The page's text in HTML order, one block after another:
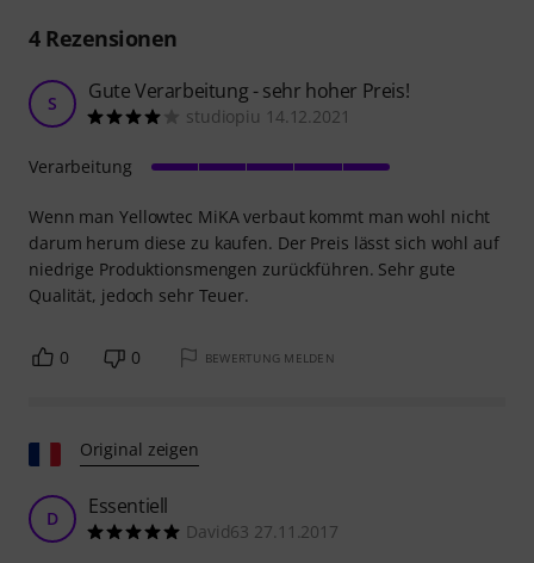
4Rezensionen
S Gute Verarbeitung - sehr hoher Preis!
studiopiu 14.12.2021
Wenn man Yellowtec MiKA verbaut kommt man wohl nicht
darum herum diese zu kaufen. Der Preis lässt sich wohl auf
niedrige Produktionsmengen zurückführen. Sehr gute
Qualität, jedoch sehr Teuer.
Verarbeitung
0 0 BEWERTUNG MELDEN
Original zeigen
D Essentiell
David63 27.11.2017